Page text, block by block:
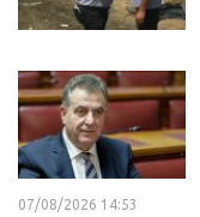
07/08/2026 14:53